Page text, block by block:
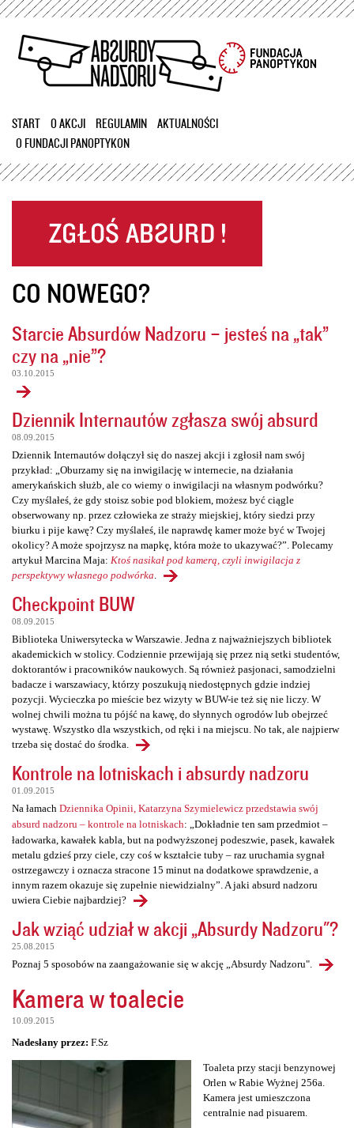
Przejdź
treści
START O AKCJI REGULAMIN
AKTUALNOŚCI
O FUNDACJI PANOPTYKON
CO NOWEGO?
Starcie Absurdów Nadzoru – jesteś na „tak”
czy na „nie”?
03.10.2015
Dziennik Internautów zgłasza swój absurd
08.09.2015
Dziennik Internautów dołączył się do naszej akcji i zgłosił nam swój
przykład: „Oburzamy się na inwigilację w internecie, na działania
amerykańskich służb, ale co wiemy o inwigilacji na własnym podwórku?
Czy myślałeś, że gdy stoisz sobie pod blokiem, możesz być ciągle
obserwowany np. przez człowieka ze straży miejskiej, który siedzi przy
biurku i pije kawę? Czy myślałeś, ile naprawdę kamer może być w Twojej
okolicy? A może spojrzysz na mapkę, która może to ukazywać?”. Polecamy
artykuł Marcina Maja: Ktoś nasikał pod kamerą, czyli inwigilacja z
perspektywy własnego podwórka
Checkpoint BUW
08.09.2015
Biblioteka Uniwersytecka w Warszawie. Jedna z najważniejszych bibliotek
akademickich w stolicy. Codziennie przewijają się przez nią setki studentów,
doktorantów i pracowników naukowych. Są również pasjonaci, samodzielni
badacze i warszawiacy, którzy poszukują niedostępnych gdzie indziej
pozycji. Wycieczka po mieście bez wizyty w BUW-ie też się nie liczy. W
wolnej chwili można tu pójść na kawę, do słynnych ogrodów lub obejrzeć
wystawę. Wszystko dla wszystkich, od ręki i na miejscu. No tak, ale najpierw
trzeba się dostać do środka.
Kontrole na lotniskach i absurdy nadzoru
01.09.2015
Na łamach Dziennika Opinii, Katarzyna Szymielewicz przedstawia swój
absurd nadzoru – kontrole na lotniskach: „Dokładnie ten sam przedmiot –
ładowarka, kawałek kabla, but na podwyższonej podeszwie, pasek, kawałek
metalu gdzieś przy ciele, czy coś w kształcie tuby – raz uruchamia sygnał
ostrzegawczy i oznacza stracone 15 minut na dodatkowe sprawdzenie, a
innym razem okazuje się zupełnie niewidzialny”. A jaki absurd nadzoru
uwiera Ciebie najbardziej?
Jak wziąć udział w akcji „Absurdy Nadzoru"?
25.08.2015
Poznaj 5 sposobów na zaangażowanie się w akcję „Absurdy Nadzoru".
Kamera w toalecie
10.09.2015
Nadesłany przez: F.Sz
Toaleta przy stacji benzynowej
Orlen w Rabie Wyżnej 256a.
Kamera jest umieszczona
centralnie nad pisuarem.